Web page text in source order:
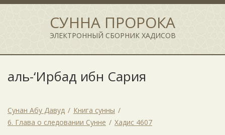
СУННА ПРОРОКА
ЭЛЕКТРОННЫЙ СБОРНИК ХАДИСОВ
аль-‘Ирбад ибн Сария
Сунан Абу Давуд
Книга сунны
6. Глава о следовании Сунне
Хадис 4607